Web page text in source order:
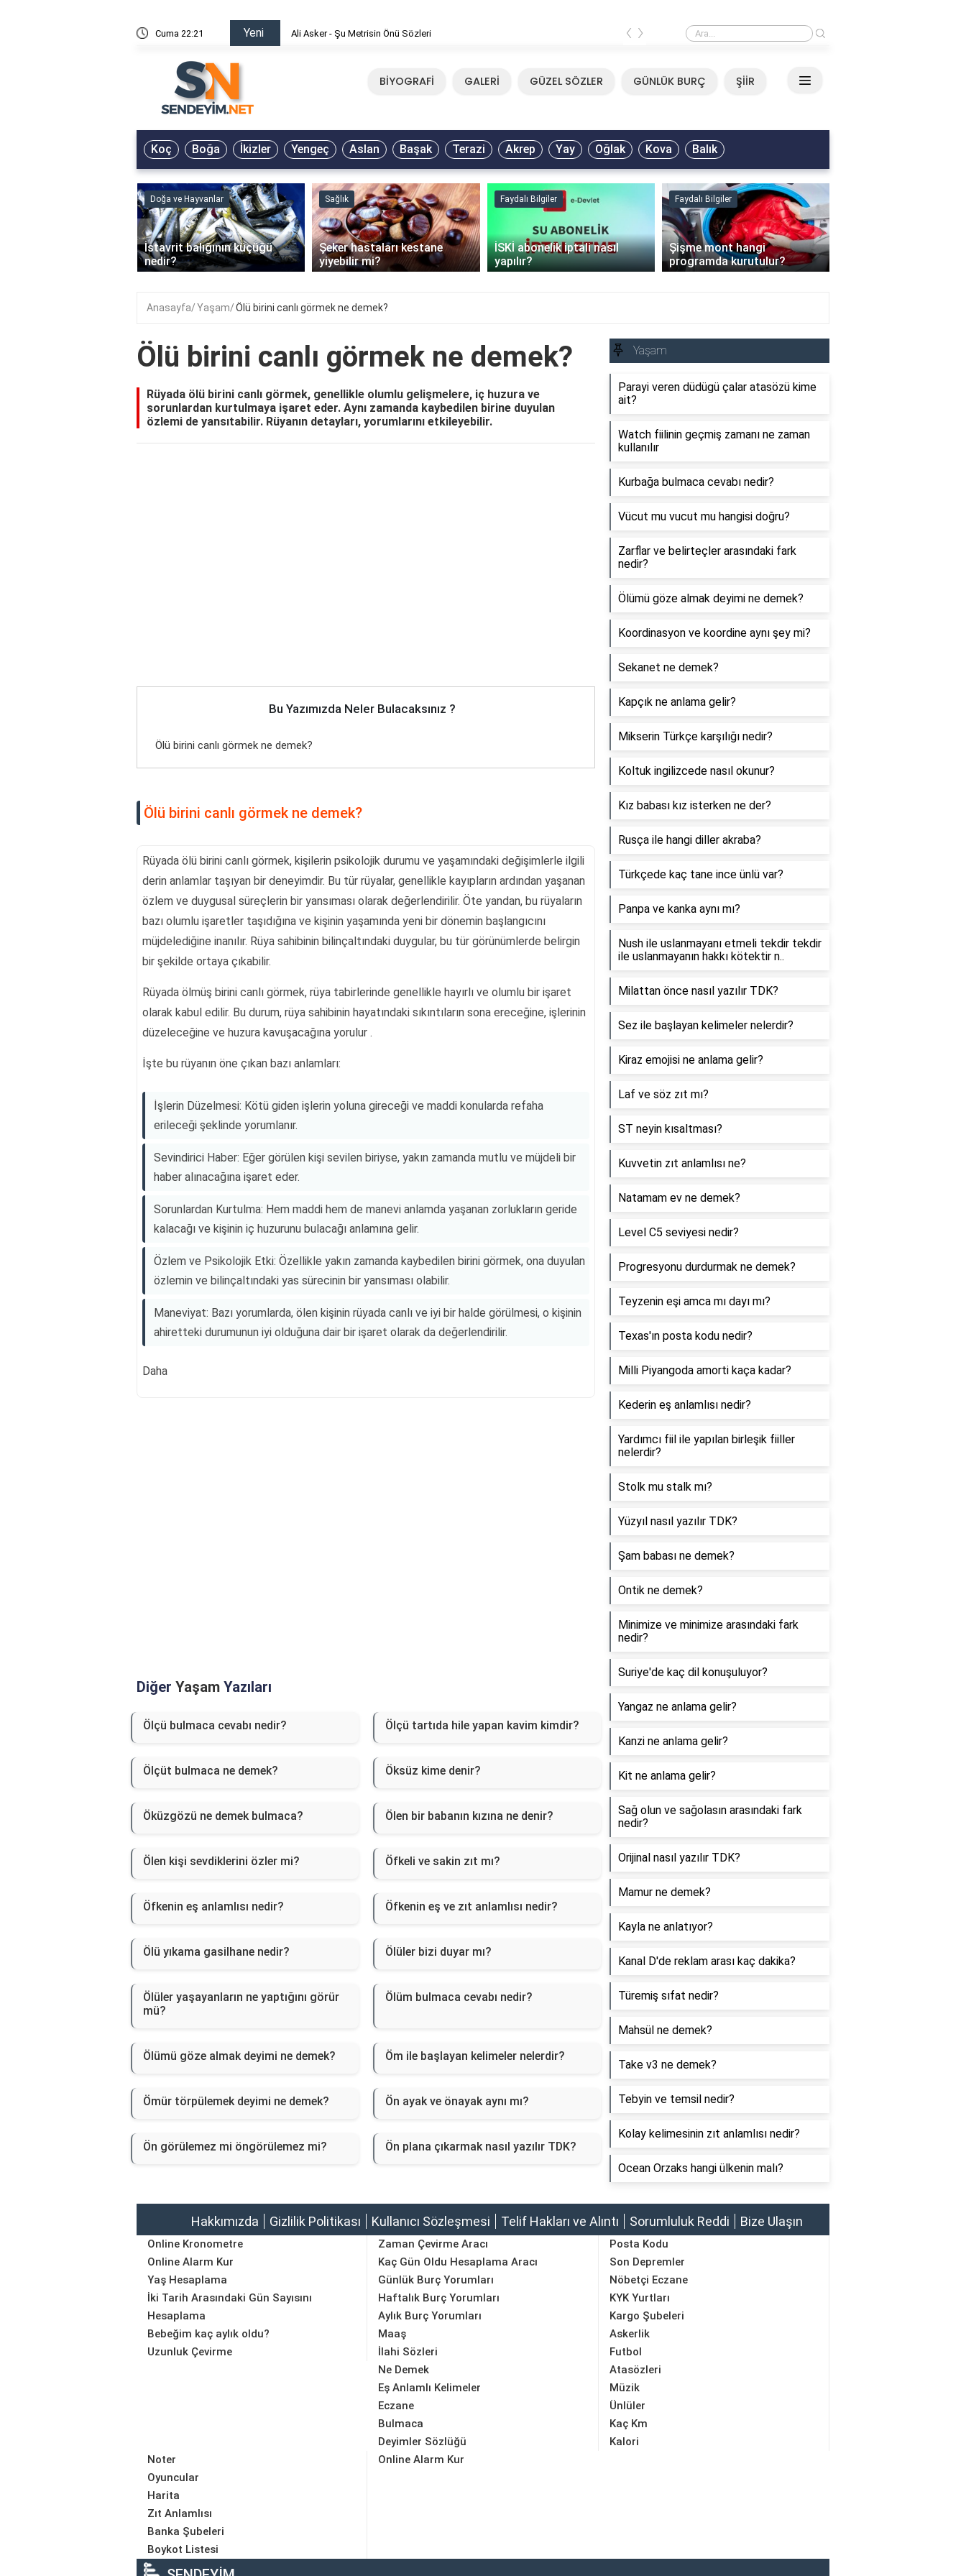
Cuma 22:21 Yeni Ali Asker - Şu Metrisin Önü Sözleri Mirkelam - Tavla Sözleri
‹ ›
BİYOGRAFİ GALERİ GÜZEL SÖZLER GÜNLÜK BURÇ ŞİİR
Koç Boğa İkizler Yengeç Aslan Başak Terazi Akrep Yay Oğlak Kova Balık
Doğa ve Hayvanlar
İstavrit balığının küçüğü
nedir?
Sağlık
Şeker hastaları kestane
yiyebilir mi?
Faydalı Bilgiler
İSKİ abonelik iptali nasıl
yapılır?
Faydalı Bilgiler
Şişme mont hangi
programda kurutulur?
‹ ›
Anasayfa Yaşam Ölü birini canlı görmek ne demek?
Ölü birini canlı görmek ne demek?
Rüyada ölü birini canlı görmek, genellikle olumlu gelişmelere, iç huzura ve
sorunlardan kurtulmaya işaret eder. Aynı zamanda kaybedilen birine duyulan
özlemi de yansıtabilir. Rüyanın detayları, yorumlarını etkileyebilir.
Bu Yazımızda Neler Bulacaksınız ?
Ölü birini canlı görmek ne demek?
Ölü birini canlı görmek ne demek?
Rüyada ölü birini canlı görmek, kişilerin psikolojik durumu ve yaşamındaki değişimlerle ilgili
derin anlamlar taşıyan bir deneyimdir. Bu tür rüyalar, genellikle kayıpların ardından yaşanan
özlem ve duygusal süreçlerin bir yansıması olarak değerlendirilir. Öte yandan, bu rüyaların
bazı olumlu işaretler taşıdığına ve kişinin yaşamında yeni bir dönemin başlangıcını
müjdelediğine inanılır. Rüya sahibinin bilinçaltındaki duygular, bu tür görünümlerde belirgin
bir şekilde ortaya çıkabilir.
Rüyada ölmüş birini canlı görmek, rüya tabirlerinde genellikle hayırlı ve olumlu bir işaret
olarak kabul edilir. Bu durum, rüya sahibinin hayatındaki sıkıntıların sona ereceğine, işlerinin
düzeleceğine ve huzura kavuşacağına yorulur .
İşte bu rüyanın öne çıkan bazı anlamları:
İşlerin Düzelmesi: Kötü giden işlerin yoluna gireceği ve maddi konularda refaha
erileceği şeklinde yorumlanır.
Sevindirici Haber: Eğer görülen kişi sevilen biriyse, yakın zamanda mutlu ve müjdeli bir
haber alınacağına işaret eder.
Sorunlardan Kurtulma: Hem maddi hem de manevi anlamda yaşanan zorlukların geride
kalacağı ve kişinin iç huzurunu bulacağı anlamına gelir.
Özlem ve Psikolojik Etki: Özellikle yakın zamanda kaybedilen birini görmek, ona duyulan
özlemin ve bilinçaltındaki yas sürecinin bir yansıması olabilir.
Maneviyat: Bazı yorumlarda, ölen kişinin rüyada canlı ve iyi bir halde görülmesi, o kişinin
ahiretteki durumunun iyi olduğuna dair bir işaret olarak da değerlendirilir.
Daha
Diğer Yaşam Yazıları
Ölçü bulmaca cevabı nedir? Ölçü tartıda hile yapan kavim kimdir?
Ölçüt bulmaca ne demek? Öksüz kime denir?
Öküzgözü ne demek bulmaca? Ölen bir babanın kızına ne denir?
Ölen kişi sevdiklerini özler mi? Öfkeli ve sakin zıt mı?
Öfkenin eş anlamlısı nedir? Öfkenin eş ve zıt anlamlısı nedir?
Ölü yıkama gasilhane nedir? Ölüler bizi duyar mı?
Ölüler yaşayanların ne yaptığını görür
mü?
Ölüm bulmaca cevabı nedir?
Ölümü göze almak deyimi ne demek? Öm ile başlayan kelimeler nelerdir?
Ömür törpülemek deyimi ne demek? Ön ayak ve önayak aynı mı?
Ön görülemez mi öngörülemez mi? Ön plana çıkarmak nasıl yazılır TDK?
Yaşam
Parayi veren düdügü çalar atasözü kime
ait?
Watch fiilinin geçmiş zamanı ne zaman
kullanılır
Kurbağa bulmaca cevabı nedir?
Vücut mu vucut mu hangisi doğru?
Zarflar ve belirteçler arasındaki fark
nedir?
Ölümü göze almak deyimi ne demek?
Koordinasyon ve koordine aynı şey mi?
Sekanet ne demek?
Kapçık ne anlama gelir?
Mikserin Türkçe karşılığı nedir?
Koltuk ingilizcede nasıl okunur?
Kız babası kız isterken ne der?
Rusça ile hangi diller akraba?
Türkçede kaç tane ince ünlü var?
Panpa ve kanka aynı mı?
Nush ile uslanmayanı etmeli tekdir tekdir
ile uslanmayanın hakkı kötektir n..
Milattan önce nasıl yazılır TDK?
Sez ile başlayan kelimeler nelerdir?
Kiraz emojisi ne anlama gelir?
Laf ve söz zıt mı?
ST neyin kısaltması?
Kuvvetin zıt anlamlısı ne?
Natamam ev ne demek?
Level C5 seviyesi nedir?
Progresyonu durdurmak ne demek?
Teyzenin eşi amca mı dayı mı?
Texas'ın posta kodu nedir?
Milli Piyangoda amorti kaça kadar?
Kederin eş anlamlısı nedir?
Yardımcı fiil ile yapılan birleşik fiiller
nelerdir?
Stolk mu stalk mı?
Yüzyıl nasıl yazılır TDK?
Şam babası ne demek?
Ontik ne demek?
Minimize ve minimize arasındaki fark
nedir?
Suriye'de kaç dil konuşuluyor?
Yangaz ne anlama gelir?
Kanzi ne anlama gelir?
Kit ne anlama gelir?
Sağ olun ve sağolasın arasındaki fark
nedir?
Orijinal nasıl yazılır TDK?
Mamur ne demek?
Kayla ne anlatıyor?
Kanal D'de reklam arası kaç dakika?
Türemiş sıfat nedir?
Mahsül ne demek?
Take v3 ne demek?
Tebyin ve temsil nedir?
Kolay kelimesinin zıt anlamlısı nedir?
Ocean Orzaks hangi ülkenin malı?
Hakkımızda Gizlilik Politikası Kullanıcı Sözleşmesi Telif Hakları ve Alıntı Sorumluluk Reddi Bize Ulaşın
Online Kronometre
Online Alarm Kur
Yaş Hesaplama
İki Tarih Arasındaki Gün Sayısını
Hesaplama
Bebeğim kaç aylık oldu?
Uzunluk Çevirme
Zaman Çevirme Aracı
Kaç Gün Oldu Hesaplama Aracı
Günlük Burç Yorumları
Haftalık Burç Yorumları
Aylık Burç Yorumları
Maaş
Posta Kodu
Son Depremler
Nöbetçi Eczane
KYK Yurtları
Kargo Şubeleri
Askerlik
İlahi Sözleri
Ne Demek
Eş Anlamlı Kelimeler
Eczane
Bulmaca
Deyimler Sözlüğü
Futbol
Atasözleri
Müzik
Ünlüler
Kaç Km
Kalori
Noter
Oyuncular
Harita
Zıt Anlamlısı
Banka Şubeleri
Boykot Listesi
Online Alarm Kur